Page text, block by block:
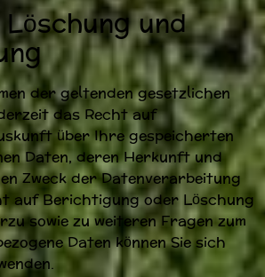
und
der geltenden gesetzlichen
das Recht auf
über Ihre gespeicherten
Daten, deren Herkunft und
Zweck der Datenverarbeitung
auf Berichtigung oder Löschung
sowie zu weiteren Fragen zum
Daten können Sie sich